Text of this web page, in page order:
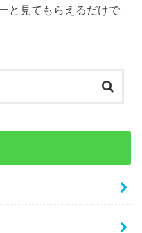
と見てもらえるだけで